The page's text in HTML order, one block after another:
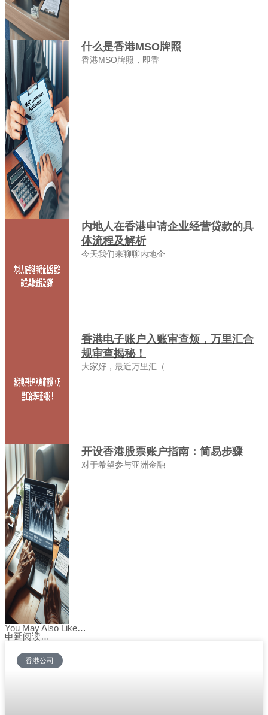
什么是香港MSO牌照
香港MSO牌照，即香
内地人在香港申请企业经营贷款的具
体流程及解析
今天我们来聊聊内地企
香港电子账户入账审查烦，万里汇合
规审查揭秘！
大家好，最近万里汇（
开设香港股票账户指南：简易步骤
对于希望参与亚洲金融
You May Also Like…
申延阅读…
香港公司